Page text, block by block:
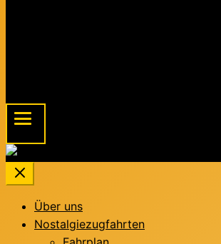
Über uns
Nostalgiezugfahrten